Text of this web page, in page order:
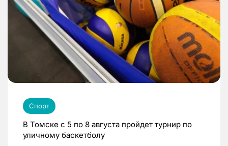
Спорт
В Томске с 5 по 8 августа пройдет турнир по
уличному баскетболу